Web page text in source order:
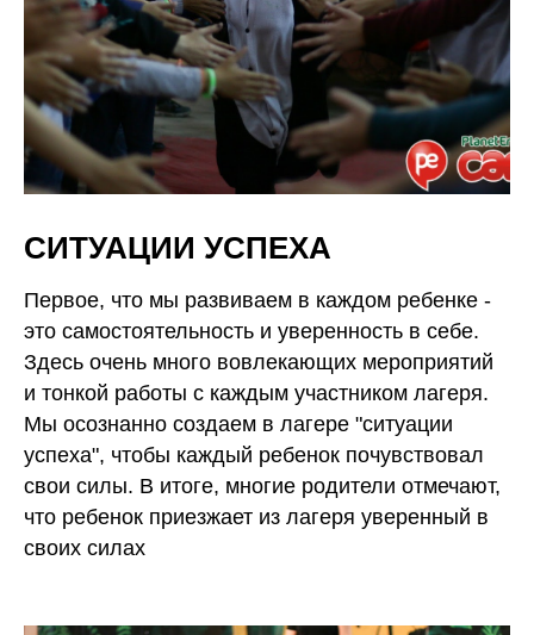
СИТУАЦИИ УСПЕХА
Первое, что мы развиваем в каждом ребенке -
это самостоятельность и уверенность в себе.
Здесь очень много вовлекающих мероприятий
и тонкой работы с каждым участником лагеря.
Мы осознанно создаем в лагере "ситуации
успеха", чтобы каждый ребенок почувствовал
свои силы. В итоге, многие родители отмечают,
что ребенок приезжает из лагеря уверенный в
своих силах